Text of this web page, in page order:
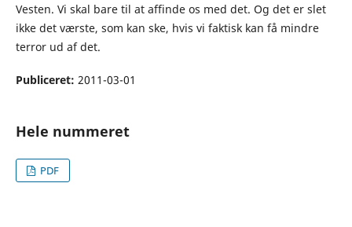
Vesten. Vi skal bare til at affinde os med det. Og det er slet
ikke det værste, som kan ske, hvis vi faktisk kan få mindre
terror ud af det.
Publiceret: 2011-03-01
Hele nummeret
PDF